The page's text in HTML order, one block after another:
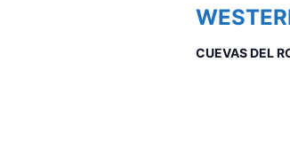
o
a
CUEVAS DEL